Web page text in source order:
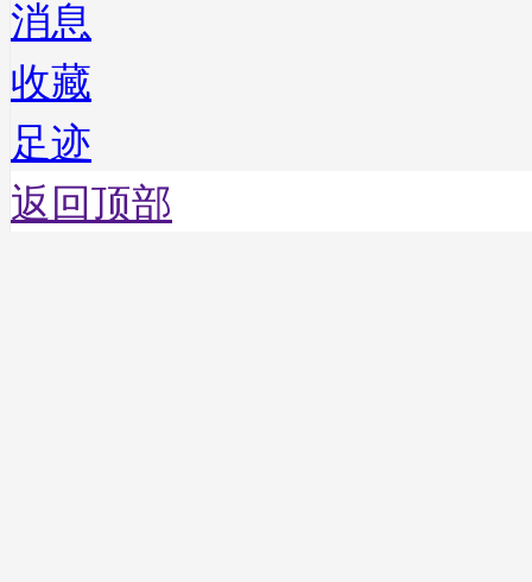
消息
收藏
足迹
返回顶部